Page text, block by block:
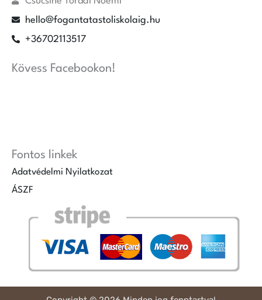
hello@fogantatastoliskolaig.hu
+36702113517
Kövess Facebookon!
Fontos linkek
Adatvédelmi Nyilatkozat
ÁSZF